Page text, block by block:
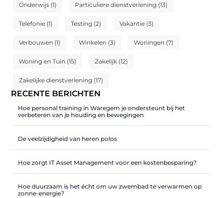
Onderwijs (1) Particuliere dienstverlening (13)
Telefonie (1) Testing (2) Vakantie (3)
Verbouwen (1) Winkelen (3) Woningen (7)
Woning en Tuin (15) Zakelijk (12)
Zakelijke dienstverlening (17)
RECENTE BERICHTEN
Hoe personal training in Waregem je ondersteunt bij het
verbeteren van je houding en bewegingen
De veelzijdigheid van heren polos
Hoe zorgt IT Asset Management voor een kostenbesparing?
Hoe duurzaam is het écht om uw zwembad te verwarmen op
zonne-energie?